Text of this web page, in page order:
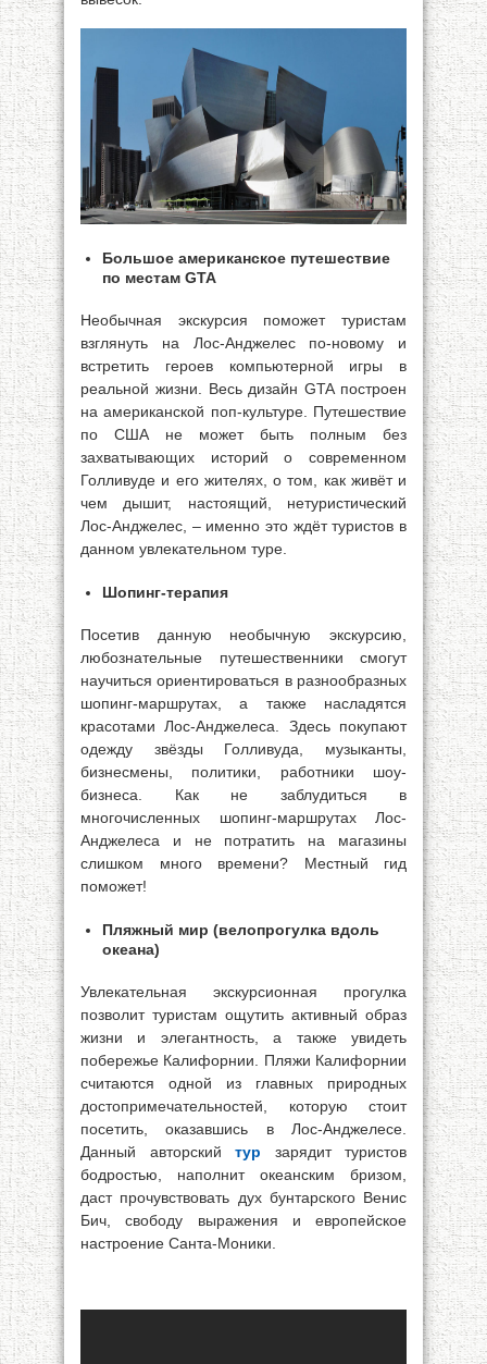
Большое американское путешествие
по местам GTA
Необычная экскурсия поможет туристам
взглянуть на Лос-Анджелес по-новому и
встретить героев компьютерной игры в
реальной жизни. Весь дизайн GTA построен
на американской поп-культуре. Путешествие
по США не может быть полным без
захватывающих историй о современном
Голливуде и его жителях, о том, как живёт и
чем дышит, настоящий, нетуристический
Лос-Анджелес, – именно это ждёт туристов в
данном увлекательном туре.
Шопинг-терапия
Посетив данную необычную экскурсию,
любознательные путешественники смогут
научиться ориентироваться в разнообразных
шопинг-маршрутах, а также насладятся
красотами Лос-Анджелеса. Здесь покупают
одежду звёзды Голливуда, музыканты,
бизнесмены, политики, работники шоу-
бизнеса. Как не заблудиться в
многочисленных шопинг-маршрутах Лос-
Анджелеса и не потратить на магазины
слишком много времени? Местный гид
поможет!
Пляжный мир (велопрогулка вдоль
океана)
Увлекательная экскурсионная прогулка
позволит туристам ощутить активный образ
жизни и элегантность, а также увидеть
побережье Калифорнии. Пляжи Калифорнии
считаются одной из главных природных
достопримечательностей, которую стоит
посетить, оказавшись в Лос-Анджелесе.
Данный авторский тур зарядит туристов
бодростью, наполнит океанским бризом,
даст прочувствовать дух бунтарского Венис
Бич, свободу выражения и европейское
настроение Санта-Моники.